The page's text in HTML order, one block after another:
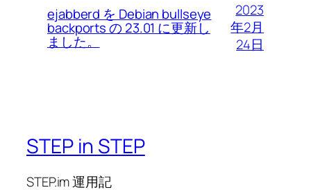
ejabberd を Debian bullseye
backports の 23.01 に更新し
ました。
2023
年2月
24日
STEP in STEP
STEP.im 運用記